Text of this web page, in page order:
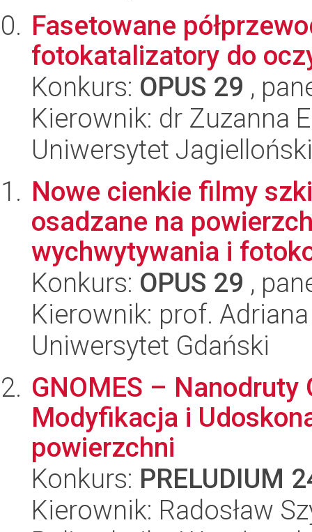
Fasetowane
fotokatalizatory do
Konkurs: OPUS 29 ,
Kierownik: dr Zuzanna
Uniwersytet Jagielloński
Nowe cienkie filmy
osadzane na
wychwytywania i
Konkurs: OPUS 29 ,
Kierownik: prof.
Uniwersytet Gdański
GNOMES – Nanodruty
Modyfikacja i
powierzchni
Konkurs: PRELUDIUM
Kierownik: Radosław